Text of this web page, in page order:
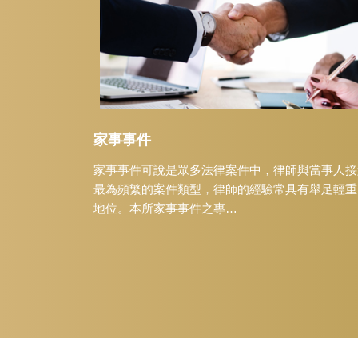
家事事件
家事事件可說是眾多法律案件中，律師與當事人
最為頻繁的案件類型，律師的經驗常具有舉足輕
地位。本所家事事件之專…